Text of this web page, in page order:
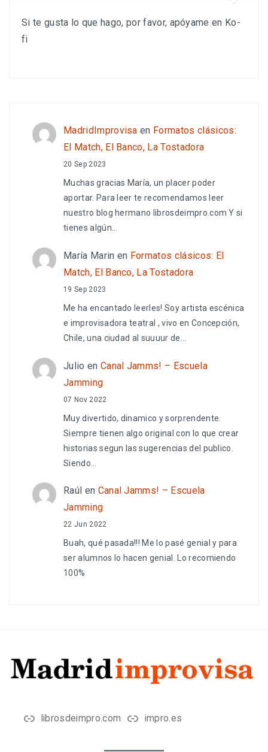
Si te gusta lo que hago, por favor, apóyame en Ko-
fi
MadridImprovisa en Formatos clásicos:
El Match, El Banco, La Tostadora
20 Sep 2023
Muchas gracias María, un placer poder
aportar. Para leer te recomendamos leer
nuestro blog hermano librosdeimpro.com Y si
tienes algún…
María Marin en Formatos clásicos: El
Match, El Banco, La Tostadora
19 Sep 2023
Me ha encantado leerles! Soy artista escénica
e improvisadora teatral , vivo en Concepción,
Chile, una ciudad al suuuur de…
Julio en Canal Jamms! – Escuela
Jamming
07 Nov 2022
Muy divertido, dinamico y sorprendente.
Siempre tienen algo original con lo que crear
historias segun las sugerencias del publico.
Siendo…
Raúl en Canal Jamms! – Escuela
Jamming
22 Jun 2022
Buah, qué pasada!!! Me lo pasé genial y para
ser alumnos lo hacen genial. Lo recomiendo
100%
librosdeimpro.com impro.es